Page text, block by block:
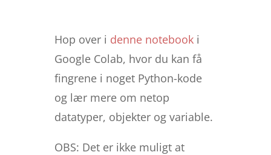
Hop over i denne notebooki
Google Colab, hvor du kan få
fingrene i noget Python-kode
og lær mere om netop
datatyper, objekter og variable.
OBS: Det er ikke muligt at